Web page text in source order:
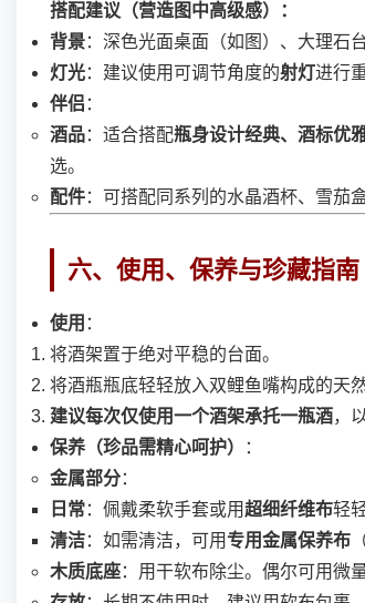
搭配建议（营造图中高级感）：
背景：深色光面桌面（如图）、大理石
灯光：建议使用可调节角度的射灯进行
伴侣 ：
酒品：适合搭配瓶身设计经典、酒标优
选。
配件：可搭配同系列的水晶酒杯、雪茄
六、使用、保养与珍藏指南
使用 ：
将酒架置于绝对平稳的台面。
将酒瓶瓶底轻轻放入双鲤鱼嘴构成的天
建议每次仅使用一个酒架承托一瓶酒，
保养（珍品需精心呵护）
：
金属部分：
日常：佩戴柔软手套或用超细纤维布轻
清洁：如需清洁，可用 专用金属保养布
木质底座：用干软布除尘。偶尔可用微